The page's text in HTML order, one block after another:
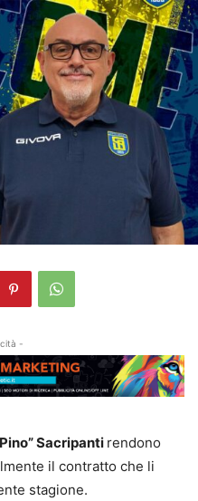
-
Pino” Sacripanti rendono
il contratto che li
stagione.